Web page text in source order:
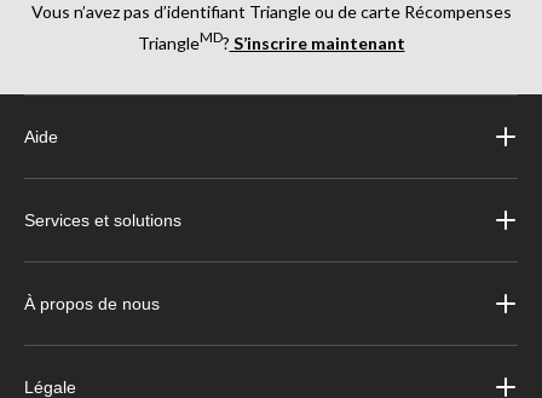
Vous n’avez pas d’identifiant Triangle ou de carte Récompenses
TriangleMD? S’inscrire maintenant
Aide
Services et solutions
À propos de nous
Légale